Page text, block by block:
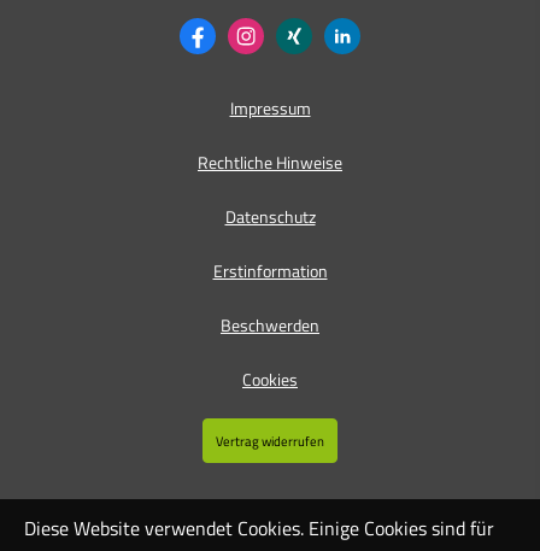
Impressum
Rechtliche Hinweise
Datenschutz
Erstinformation
Beschwerden
Cookies
Vertrag widerrufen
Diese Website verwendet Cookies. Einige Cookies sind für